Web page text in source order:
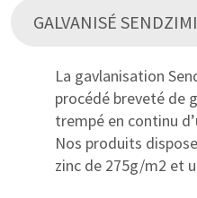
GALVANISÉ
La gavlanisation
procédé breveté de
trempé en continu
Nos produits
zinc de 275g/m2 et